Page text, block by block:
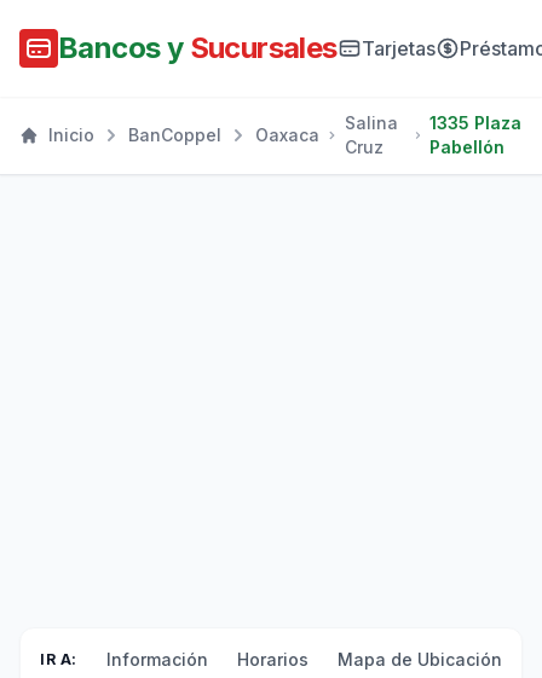
Bancos y Sucursales Tarjetas
Inicio BanCoppel Oaxaca
Salina
Cruz
1335 Plaza
Pabellón
IR A: Información Horarios Mapa de Ubicación